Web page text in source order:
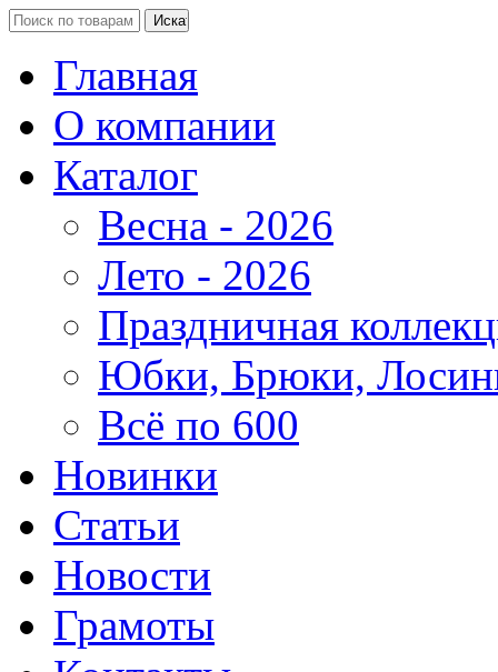
Главная
О компании
Каталог
Весна - 2026
Лето - 2026
Праздничная
Юбки, Брюки,
Всё по 600
Новинки
Статьи
Новости
Грамоты